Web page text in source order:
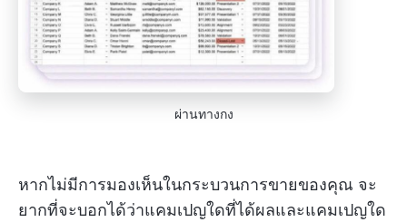
ผ่านทางกง
หากไม่มีการมองเห็นในกระบวนการขายของคุณ จะ
ยากที่จะบอกได้ว่าแคมเปญใดที่ได้ผลและแคมเปญใด